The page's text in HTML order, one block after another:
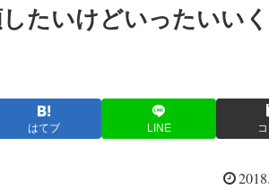
たいけどいったいい
はてブ LINE